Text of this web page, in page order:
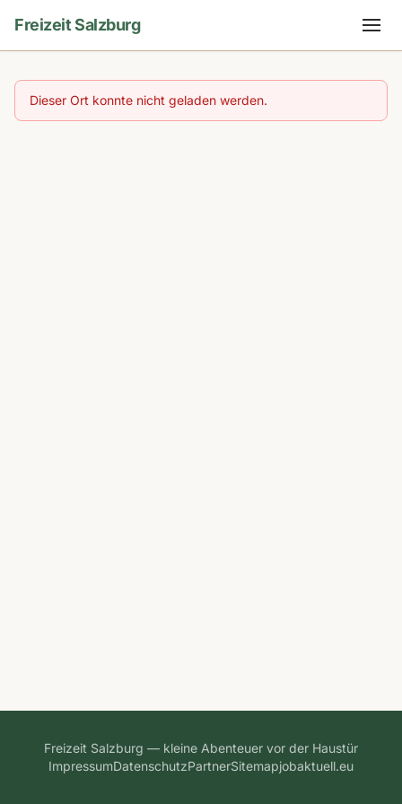
Freizeit Salzburg
Dieser Ort konnte nicht geladen werden.
Freizeit Salzburg — kleine Abenteuer vor der Haustür
ImpressumDatenschutzPartnerSitemapjobaktuell.eu